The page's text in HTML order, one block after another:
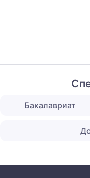
Бакалавриат